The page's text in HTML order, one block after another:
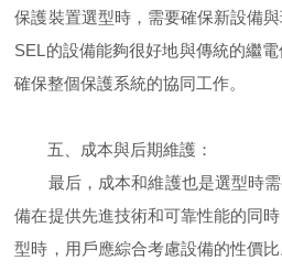
保護裝置選型時，需要確保新設備
SEL的設備能夠很好地與傳統的繼
確保整個保護系統的協同工作。
五、成本與后期維護：
最后，成本和維護也是選型時需
備在提供先進技術和可靠性能的同
型時，用戶應綜合考慮設備的性價